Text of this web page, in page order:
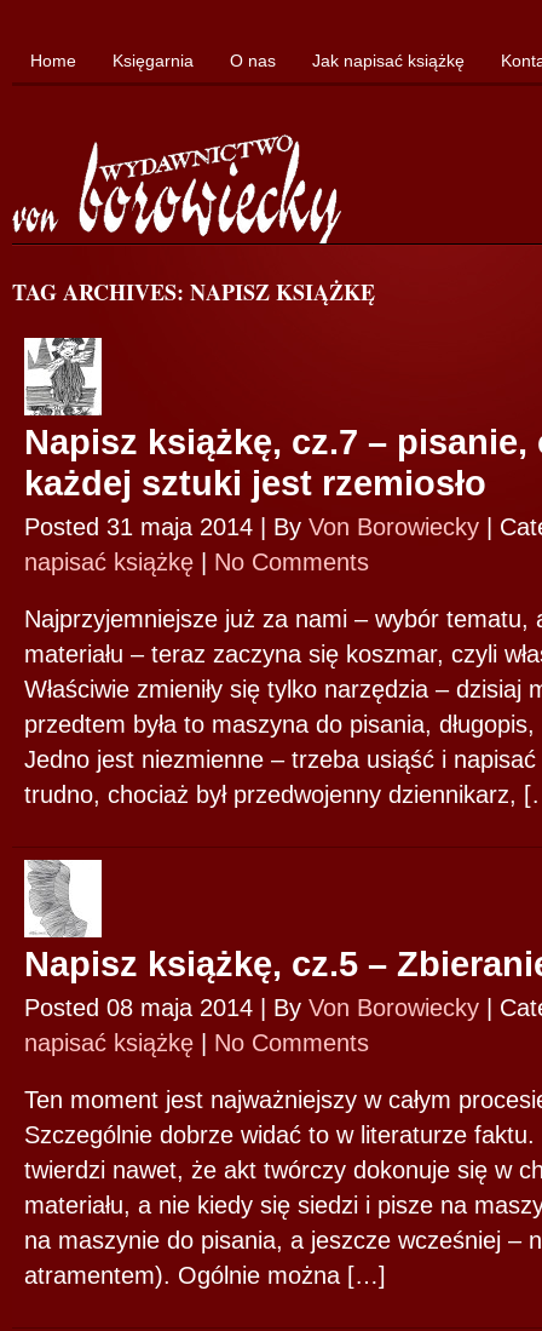
Home Księgarnia O nas Jak napisać książkę
TAG ARCHIVES: NAPISZ KSIĄŻKĘ
Napisz książkę, cz.7 –
każdej sztuki jest rzemiosło
Posted 31 maja 2014 | By Von Borowiecky
napisać książkę
No Comments
Najprzyjemniejsze już za nami – wybór tematu,
materiału – teraz zaczyna się koszmar, czyli
Właściwie zmieniły się tylko narzędzia – dzisiaj
przedtem była to maszyna do pisania,
Jedno jest niezmienne – trzeba usiąść i napisać
trudno, chociaż był przedwojenny dziennikarz,
Napisz książkę, cz.5 –
Posted 08 maja 2014 | By Von Borowiecky
napisać książkę
No Comments
Ten moment jest najważniejszy w całym
Szczególnie dobrze widać to w literaturze
twierdzi nawet, że akt twórczy dokonuje się w
materiału, a nie kiedy się siedzi i pisze na
na maszynie do pisania, a jeszcze wcześniej –
atramentem). Ogólnie można […]